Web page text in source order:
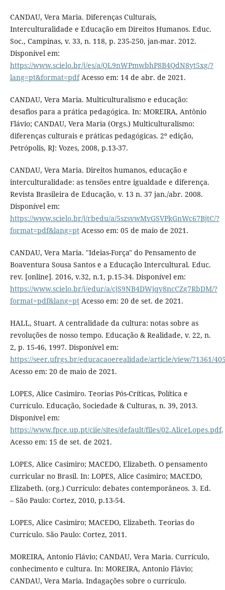
CANDAU, Vera Maria. Diferenças Culturais,
Interculturalidade e Educação em Direitos Humanos. Educ.
Soc., Campinas, v. 33, n. 118, p. 235-250, jan-mar. 2012.
Disponível em:
https://www.scielo.br/j/es/a/QL9nWPmwbhP8B4QdN8yt5xg/?
lang=pt&format=pdfAcesso em: 14 de abr. de 2021.
CANDAU, Vera Maria. Multiculturalismo e educação:
desafios para a prática pedagógica. In: MOREIRA, Antônio
Flávio; CANDAU, Vera Maria (Orgs.) Multiculturalismo:
diferenças culturais e práticas pedagógicas. 2º edição,
Petrópolis, RJ: Vozes, 2008, p.13-37.
CANDAU, Vera Maria. Direitos humanos, educação e
interculturalidade: as tensões entre igualdade e diferença.
Revista Brasileira de Educação, v. 13 n. 37 jan./abr. 2008.
Disponível em:
https://www.scielo.br/j/rbedu/a/5szsvwMvGSVPkGnWc67BjtC/?
format=pdf&lang=ptAcesso em: 05 de maio de 2021.
CANDAU, Vera Maria. "Ideias-Força" do Pensamento de
Boaventura Sousa Santos e a Educação Intercultural. Educ.
rev. [online]. 2016, v.32, n.1, p.15-34. Disponível em:
https://www.scielo.br/j/edur/a/cjS9NB4DWjqv8ncCZg7RbDM/?
format=pdf&lang=ptAcesso em: 20 de set. de 2021.
HALL, Stuart. A centralidade da cultura: notas sobre as
revoluções de nosso tempo. Educação & Realidade, v. 22, n.
2, p. 15-46, 1997. Disponível em:
https://seer.ufrgs.br/educacaoerealidade/article/view/71361/
Acesso em: 20 de maio de 2021.
LOPES, Alice Casimiro. Teorias Pós-Críticas, Política e
Currículo. Educação, Sociedade & Culturas, n. 39, 2013.
Disponível em:
https://www.fpce.up.pt/ciie/sites/default/files/02.AliceLopes.pdf.
Acesso em: 15 de set. de 2021.
LOPES, Alice Casimiro; MACEDO, Elizabeth. O pensamento
curricular no Brasil. In: LOPES, Alice Casimiro; MACEDO,
Elizabeth. (org.) Currículo: debates contemporâneos. 3. Ed.
– São Paulo: Cortez, 2010, p.13-54.
LOPES, Alice Casimiro; MACEDO, Elizabeth. Teorias do
Currículo. São Paulo: Cortez, 2011.
MOREIRA, Antonio Flávio; CANDAU, Vera Maria. Currículo,
conhecimento e cultura. In: MOREIRA, Antonio Flávio;
CANDAU, Vera Maria. Indagações sobre o currículo.